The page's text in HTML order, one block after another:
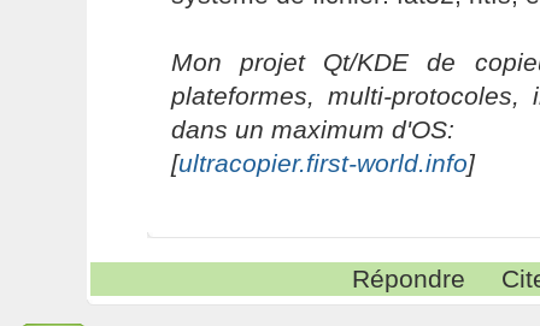
Mon projet Qt/KDE de
plateformes, multi-protocoles,
dans un maximum d'OS:
[ultracopier.first-world.info]
Répondre